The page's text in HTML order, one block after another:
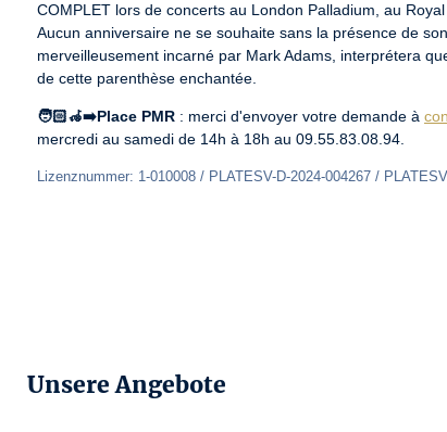
COMPLET lors de concerts au London Palladium, au
Aucun anniversaire ne se souhaite sans la présence de
merveilleusement incarné par Mark Adams, interprétera
de cette parenthèse enchantée.
🧑🏻‍🦽‍➡️Place PMR : merci d'envoyer votre demande à
mercredi au samedi de 14h à 18h au 09.55.83.08.94.
Lizenznummer: 1-010008 / PLATESV-D-2024-004267 /
Unsere Angebote